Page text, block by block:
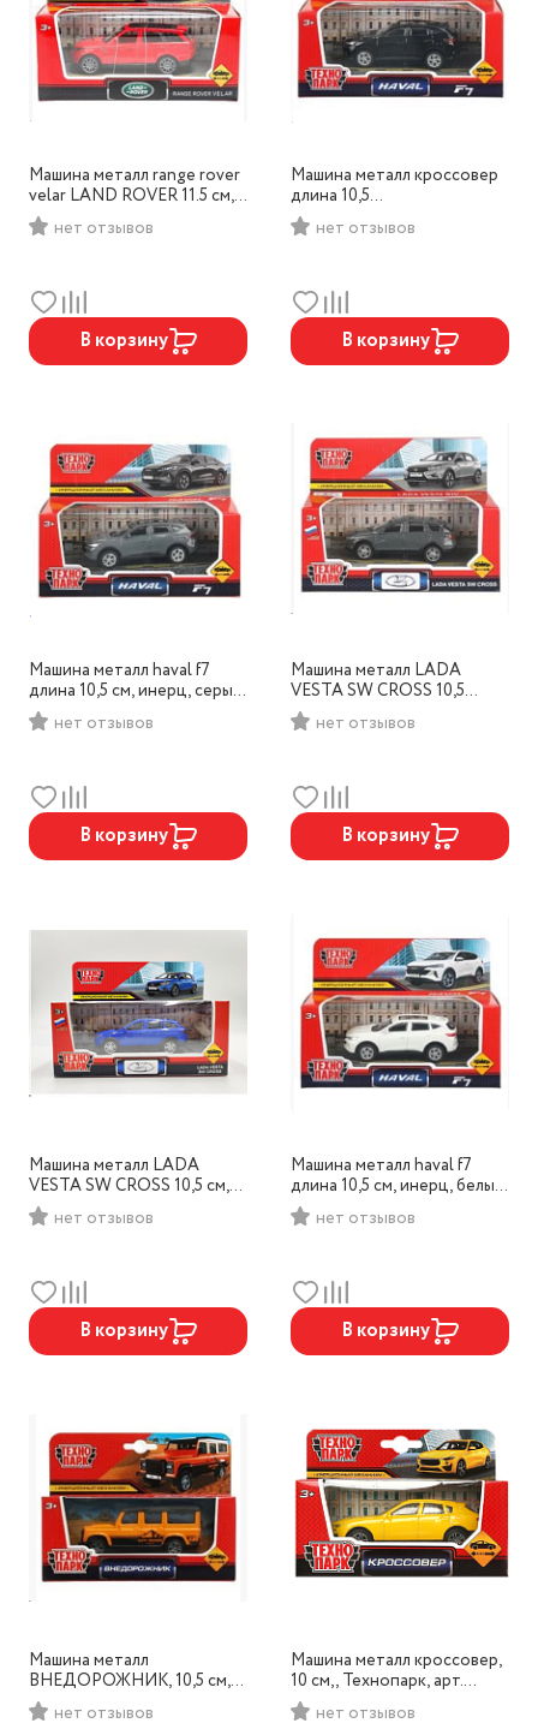
Машина металл range rover
velar LAND ROVER 11.5 см,
Технопарк, арт. 2108C130-
R2 нет отзывов
В корзину
Машина металл кроссовер
длина 10,5
см,инерц,черный,Технопар
к, арт.C5-11-BK
нет отзывов
В корзину
Машина металл haval f7
длина 10,5 см, инерц, серый
, Технопарк, арт.F7-11-WH
нет отзывов
В корзину
Машина металл LADA
VESTA SW CROSS 10,5
см,инерц, темно-серый,
Технопарк, арт.VESTA-
нет отзывов
В корзину
Машина металл LADA
VESTA SW CROSS 10,5 см,
инерц, синий, Технопарк,
арт.VESTA-CROSS-11-BU
нет отзывов
В корзину
Машина металл haval f7
длина 10,5 см, инерц, белый,
Технопарк, арт.F7-11-WH
нет отзывов
В корзину
Машина металл
ВНЕДОРОЖНИК, 10,5 см,
инерц, Технопарк, арт.
2107C048-R
нет отзывов
Машина металл кроссовер,
10 см,, Технопарк, арт.
2107C048-R4
нет отзывов